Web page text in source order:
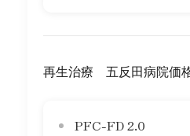
再生治療 五反田病院価
PFC-FD 2.0